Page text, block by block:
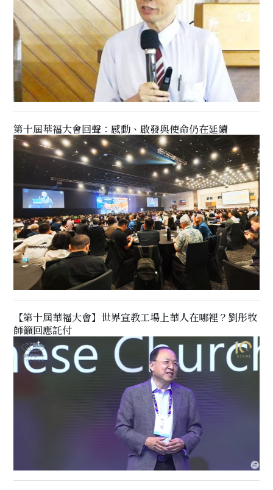
第十屆華福大會回聲：感動、啟發與使命仍在延續
【第十屆華福大會】世界宣教工場上華人在哪裡？劉彤牧
師籲回應託付